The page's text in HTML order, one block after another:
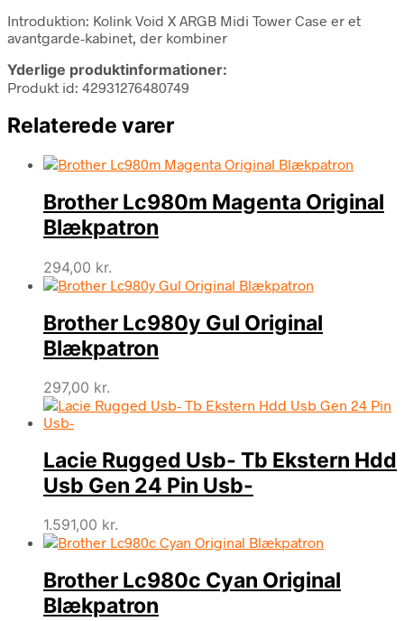
Introduktion: Kolink Void X ARGB Midi Tower Case er et
avantgarde-kabinet, der kombiner
Yderlige produktinformationer:
Produkt id: 42931276480749
Relaterede varer
Brother Lc980m Magenta Original
Blækpatron
294,00 kr.
Brother Lc980y Gul Original
Blækpatron
297,00 kr.
Lacie Rugged Usb- Tb Ekstern Hdd
Usb Gen 24 Pin Usb-
1.591,00 kr.
Brother Lc980c Cyan Original
Blækpatron